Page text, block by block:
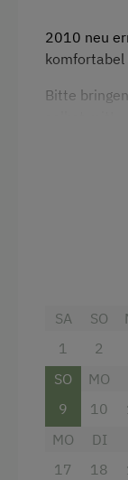
2010 neu
komfortabel
Bitte
Dusche
Küche
SA
1
SO
2
SO
9
MO
10
MO
17
DI
18